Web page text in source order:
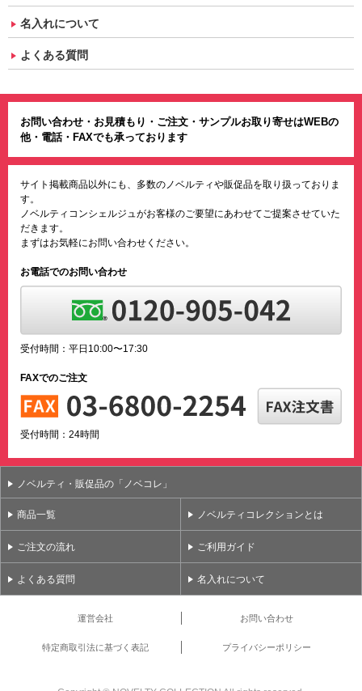
名入れについて
よくある質問
お問い合わせ・お見積もり・ご注文・サンプルお取り寄せはWEBの
他・電話・FAXでも承っております
サイト掲載商品以外にも、多数のノベルティや販促品を取り扱っておりま
す。
ノベルティコンシェルジュがお客様のご要望にあわせてご提案させていた
だきます。
まずはお気軽にお問い合わせください。
お電話でのお問い合わせ
受付時間：平日10:00〜17:30
FAXでのご注文
受付時間：24時間
ノベルティ・販促品の「ノベコレ」
商品一覧 ノベルティコレクションとは
ご注文の流れ ご利用ガイド
よくある質問 名入れについて
運営会社 お問い合わせ
特定商取引法に基づく表記 プライバシーポリシー